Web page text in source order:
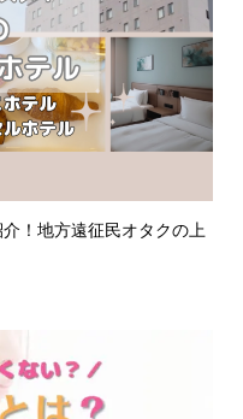
！地方遠征民オタクの上